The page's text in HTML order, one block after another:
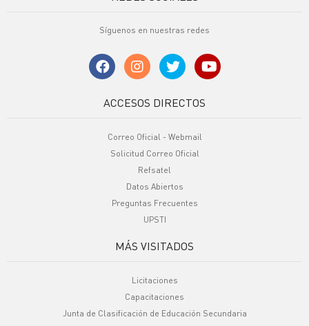
Síguenos en nuestras redes
ACCESOS DIRECTOS
Correo Oficial - Webmail
Solicitud Correo Oficial
Refsatel
Datos Abiertos
Preguntas Frecuentes
UPSTI
MÁS VISITADOS
Licitaciones
Capacitaciones
Junta de Clasificación de Educación Secundaria